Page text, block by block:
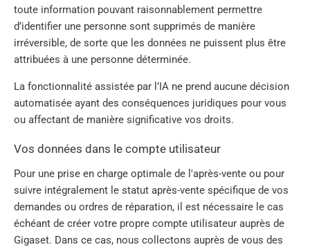
toute information pouvant raisonnablement permettre
d’identifier une personne sont supprimés de manière
irréversible, de sorte que les données ne puissent plus être
attribuées à une personne déterminée.
La fonctionnalité assistée par l’IA ne prend aucune décision
automatisée ayant des conséquences juridiques pour vous
ou affectant de manière significative vos droits.
Vos données dans le compte utilisateur
Pour une prise en charge optimale de l'après-vente ou pour
suivre intégralement le statut après-vente spécifique de vos
demandes ou ordres de réparation, il est nécessaire le cas
échéant de créer votre propre compte utilisateur auprès de
Gigaset. Dans ce cas, nous collectons auprès de vous des